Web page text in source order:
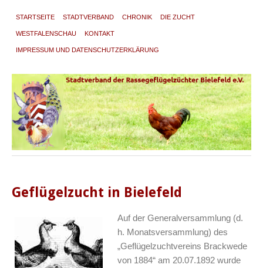
STARTSEITE STADTVERBAND CHRONIK DIE ZUCHT
WESTFALENSCHAU KONTAKT
IMPRESSUM UND DATENSCHUTZERKLÄRUNG
Geflügelzucht in Bielefeld
Auf der Generalversammlung (d.
h. Monatsversammlung) des
„Geflügelzuchtvereins Brackwede
von 1884“ am 20.07.1892 wurde